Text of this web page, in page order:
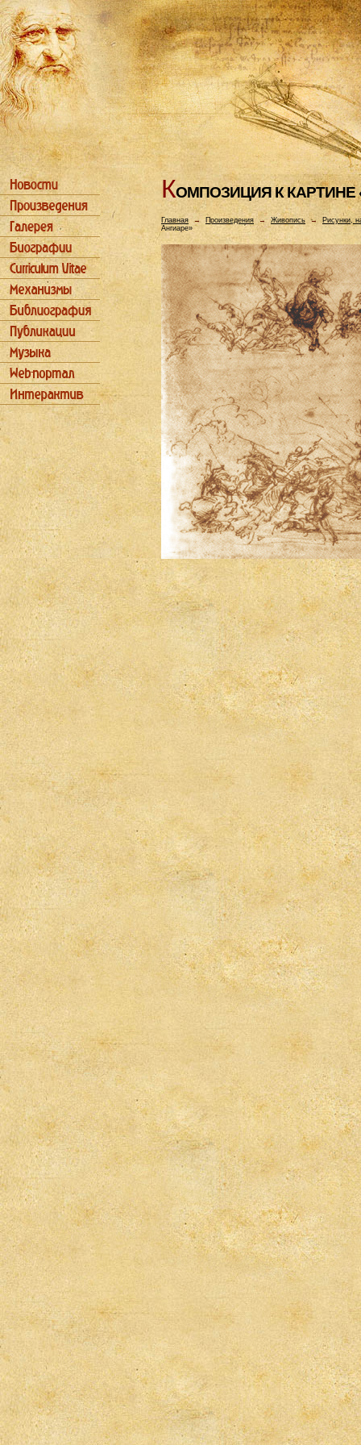
КОМПОЗИЦИЯ К КАРТИHЕ
Главная→ Произведения → Живопись → Рисунки,
Ангиаре»